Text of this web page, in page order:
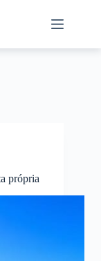
própria